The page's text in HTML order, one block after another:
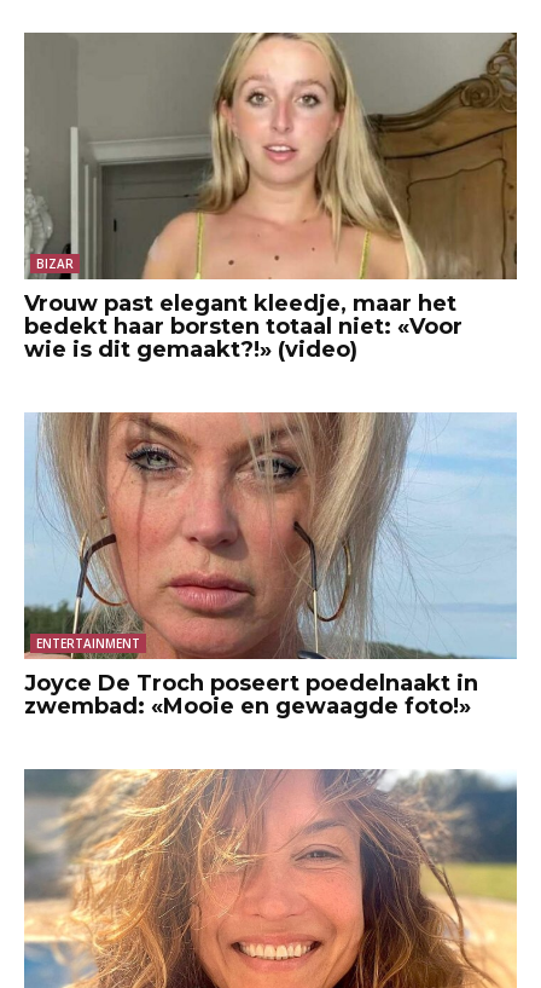
BIZAR
Vrouw past elegant kleedje, maar het
bedekt haar borsten totaal niet: «Voor
wie is dit gemaakt?!» (video)
ENTERTAINMENT
Joyce De Troch poseert poedelnaakt in
zwembad: «Mooie en gewaagde foto!»